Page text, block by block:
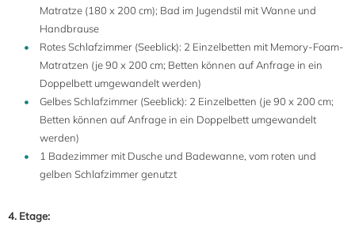
Matratze (180 x 200 cm); Bad im Jugendstil mit Wanne und
Handbrause
Rotes Schlafzimmer (Seeblick): 2 Einzelbetten mit Memory-Foam-
Matratzen (je 90 x 200 cm; Betten können auf Anfrage in ein
Doppelbett umgewandelt werden)
Gelbes Schlafzimmer (Seeblick): 2 Einzelbetten (je 90 x 200 cm;
Betten können auf Anfrage in ein Doppelbett umgewandelt
werden)
1 Badezimmer mit Dusche und Badewanne, vom roten und
gelben Schlafzimmer genutzt
4. Etage: